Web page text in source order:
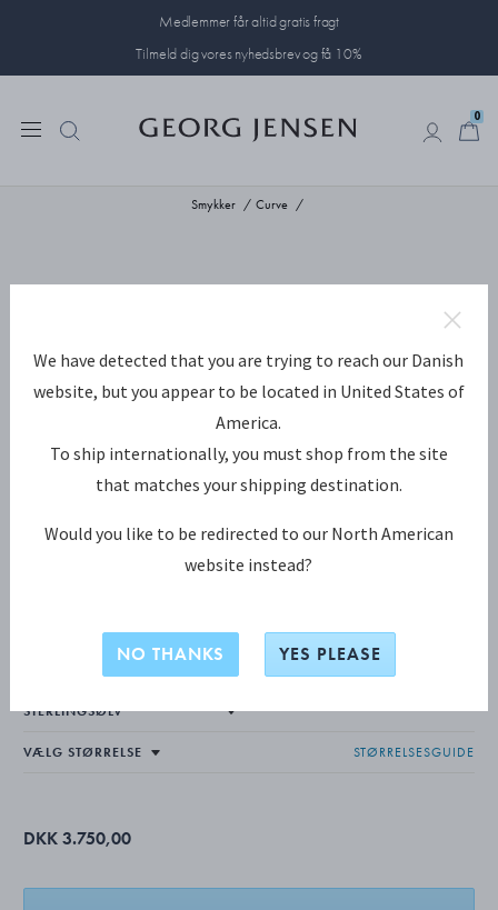
Medlemmer får altid gratis fragt
Tilmeld dig vores nyhedsbrev og få 10%
0
Smykker Curve
CURVE ring
STØRRELSESGUIDE
DKK 3.750,00
We have detected that you are trying to reach our Danish
website, but you appear to be located in United States of
America.
To ship internationally, you must shop from the site
that matches your shipping destination.
Would you like to be redirected to our North American
website instead?
NO THANKS YES PLEASE